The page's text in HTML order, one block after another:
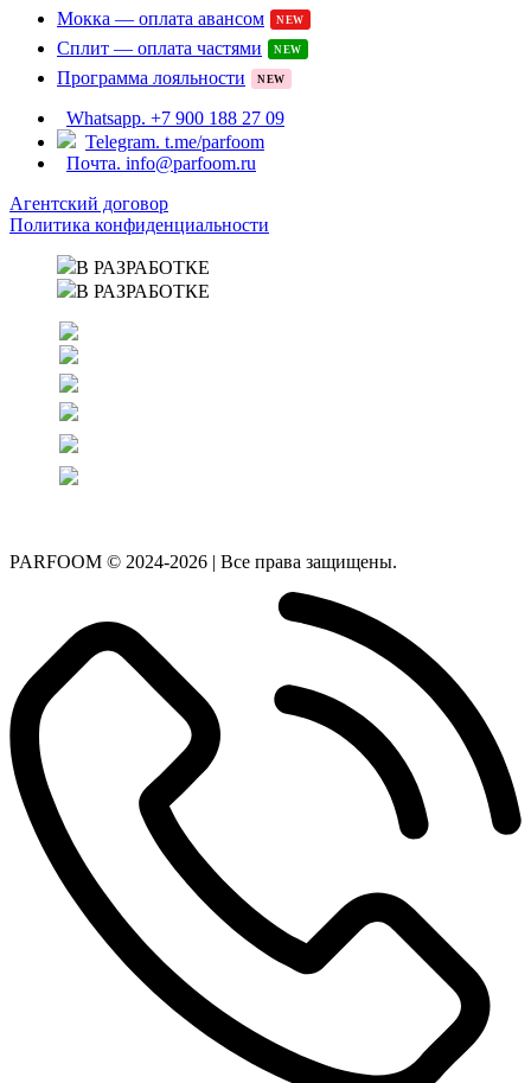
Мокка — оплата авансом
NEW
Сплит — оплата частями NEW
Программа лояльности NEW
Whatsapp. +7 900 188 27 09
Telegram. t.me/parfoom
Почта. info@parfoom.ru
Агентский договор
Политика конфиденциальности
В РАЗРАБОТКЕ
В РАЗРАБОТКЕ
PARFOOM © 2024-2026 | Все права защищены.